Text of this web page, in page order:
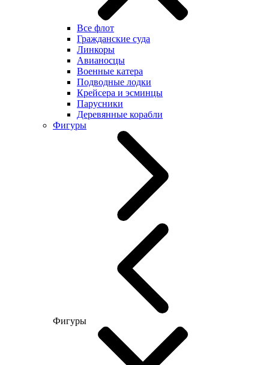
Все флот
Гражданские суда
Линкоры
Авианосцы
Военные катера
Подводные лодки
Крейсера и эсминцы
Парусники
Деревянные корабли
Фигуры
Фигуры